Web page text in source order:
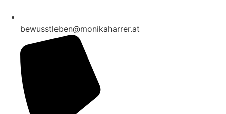
bewusstleben@monikaharrer.at